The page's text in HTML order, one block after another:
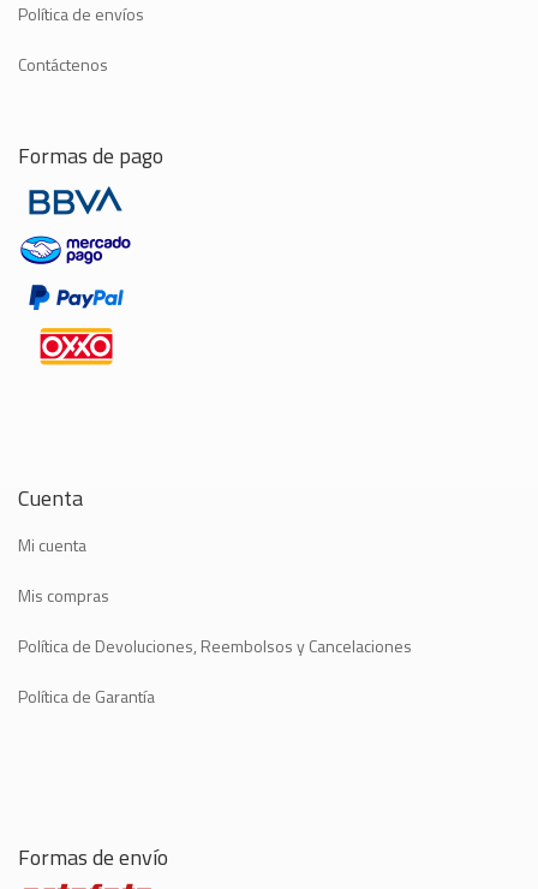
Política de envíos
Contáctenos
Formas de pago
Cuenta
Mi cuenta
Mis compras
Política de Devoluciones, Reembolsos y Cancelaciones
Política de Garantía
Formas de envío